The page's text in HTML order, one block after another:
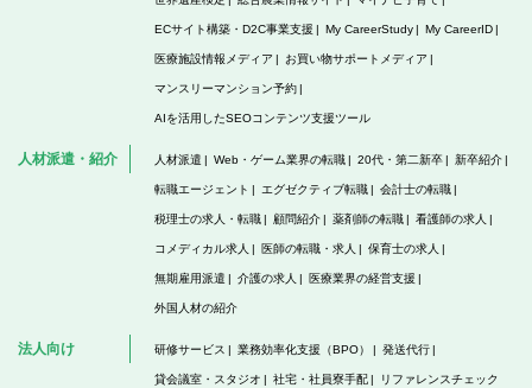
ECサイト構築・D2C事業支援 My CareerStudy My CareerID
医療施設情報メディア お買い物サポートメディア
マンスリーマンション予約
AIを活用したSEOコンテンツ支援ツール
人材派遣・紹介 人材派遣 Web・ゲーム業界の転職 20代・第二新卒 新卒紹介
転職エージェント エグゼクティブ転職 会計士の転職
税理士の求人・転職 顧問紹介 薬剤師の転職 看護師の求人
コメディカル求人 医師の転職・求人 保育士の求人
無期雇用派遣 介護の求人 医療業界の経営支援
外国人材の紹介
法人向け 研修サービス 業務効率化支援（BPO） 発送代行
貸会議室・スタジオ 社宅・社員寮手配 リファレンスチェック